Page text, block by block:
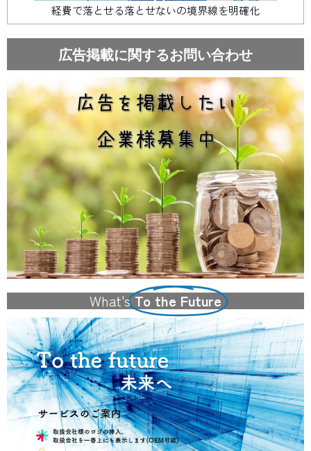
経費で落とせる落とせないの境界線を明確化
広告掲載に関するお問い合わせ
What's To the Future